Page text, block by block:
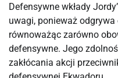
Defensywne wkłady
uwagi, ponieważ
równoważąc zarówno
defensywne. Jego
zakłócania akcji